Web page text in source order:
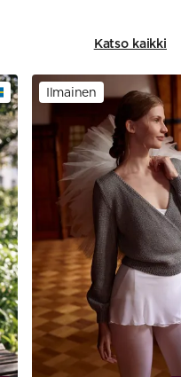
Katso kaikki
Ilmainen